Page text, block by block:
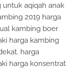
untuk aqiqah anak
2019 harga
kambing boer
harga kambing
harga
harga konsentrat